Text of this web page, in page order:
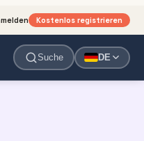
Kostenlos registrieren
Suche DE